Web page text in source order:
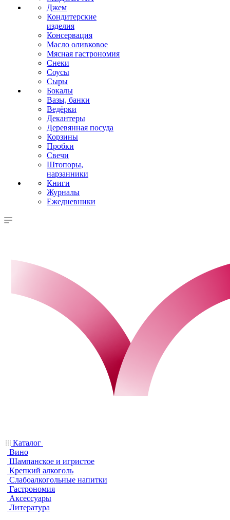
Джем
Кондитерские
изделия
Консервация
Масло оливковое
Мясная гастрономия
Снеки
Соусы
Сыры
Бокалы
Вазы, банки
Ведёрки
Декантеры
Деревянная посуда
Корзины
Пробки
Свечи
Штопоры,
нарзанники
Книги
Журналы
Ежедневники
Каталог
Вино
Шампанское и игристое
Крепкий алкоголь
Слабоалкогольные напитки
Гастрономия
Аксессуары
Литература